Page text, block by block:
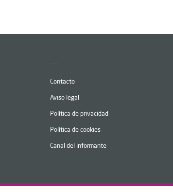
Contacto
Aviso legal
Política de privacidad
Política de cookies
Canal del informante